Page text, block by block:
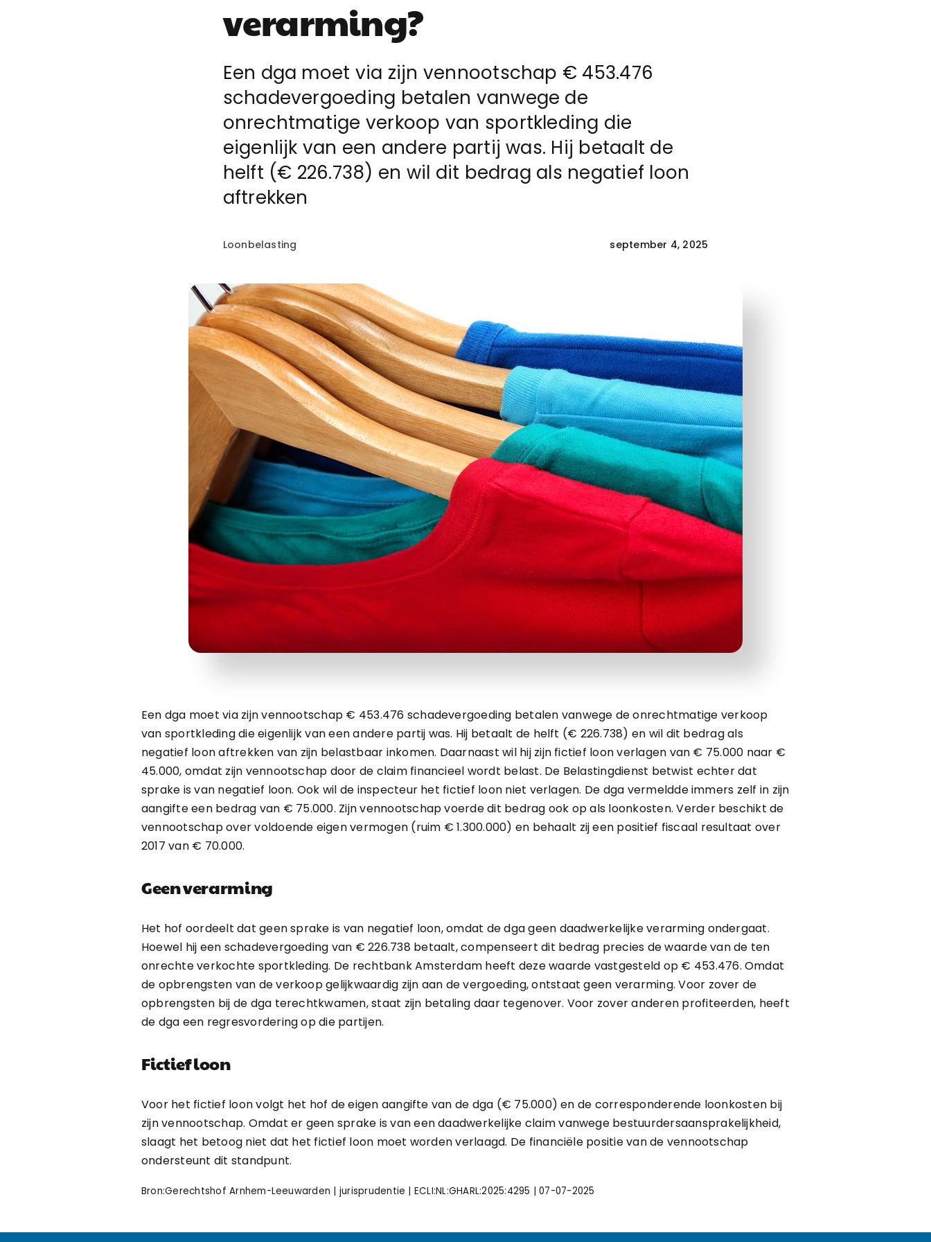
verarming?
Een dga moet via zijn vennootschap € 453.476
schadevergoeding betalen vanwege de
onrechtmatige verkoop van sportkleding die
eigenlijk van een andere partij was. Hij betaalt de
helft (€ 226.738) en wil dit bedrag als negatief loon
aftrekken
Loonbelasting september 4, 2025
Een dga moet via zijn vennootschap € 453.476 schadevergoeding betalen vanwege de onrechtmatige verkoop
van sportkleding die eigenlijk van een andere partij was. Hij betaalt de helft (€ 226.738) en wil dit bedrag als
negatief loon aftrekken van zijn belastbaar inkomen. Daarnaast wil hij zijn fictief loon verlagen van € 75.000 naar €
45.000, omdat zijn vennootschap door de claim financieel wordt belast. De Belastingdienst betwist echter dat
sprake is van negatief loon. Ook wil de inspecteur het fictief loon niet verlagen. De dga vermeldde immers zelf in zijn
aangifte een bedrag van € 75.000. Zijn vennootschap voerde dit bedrag ook op als loonkosten. Verder beschikt de
vennootschap over voldoende eigen vermogen (ruim € 1.300.000) en behaalt zij een positief fiscaal resultaat over
2017 van € 70.000.
Geen verarming
Het hof oordeelt dat geen sprake is van negatief loon, omdat de dga geen daadwerkelijke verarming ondergaat.
Hoewel hij een schadevergoeding van € 226.738 betaalt, compenseert dit bedrag precies de waarde van de ten
onrechte verkochte sportkleding. De rechtbank Amsterdam heeft deze waarde vastgesteld op € 453.476. Omdat
de opbrengsten van de verkoop gelijkwaardig zijn aan de vergoeding, ontstaat geen verarming. Voor zover de
opbrengsten bij de dga terechtkwamen, staat zijn betaling daar tegenover. Voor zover anderen profiteerden, heeft
de dga een regresvordering op die partijen.
Fictief loon
Voor het fictief loon volgt het hof de eigen aangifte van de dga (€ 75.000) en de corresponderende loonkosten bij
zijn vennootschap. Omdat er geen sprake is van een daadwerkelijke claim vanwege bestuurdersaansprakelijkheid,
slaagt het betoog niet dat het fictief loon moet worden verlaagd. De financiële positie van de vennootschap
ondersteunt dit standpunt.
Bron:Gerechtshof Arnhem-Leeuwarden | jurisprudentie | ECLI:NL:GHARL:2025:4295 | 07-07-2025